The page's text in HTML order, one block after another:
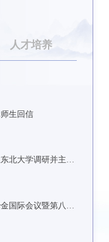
人才培养
生回信
【辽宁新闻】王新伟在东北大学调研并主持召开座谈会